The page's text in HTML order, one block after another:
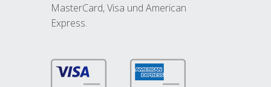
MasterCard, Visa und American
Express.